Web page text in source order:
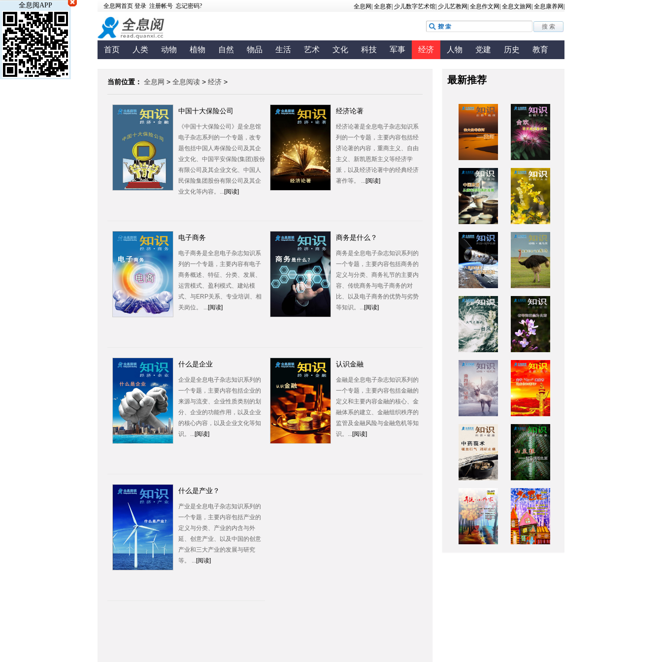
全息阅APP
首页 人类 动物 植物 自然 物品 生活 艺术 文化 科技 军事 经济 人物 党建 历史 教育
当前位置： 全息网 > 全息阅读 > 经济 >
中国十大保险公司
《中国十大保险公司》是全息馆
电子杂志系列的一个专题，改专
题包括中国人寿保险公司及其企
业文化、中国平安保险(集团)股份
有限公司及其企业文化、中国人
民保险集团股份有限公司及其企
业文化等内容。...[阅读]
经济论著
经济论著是全息电子杂志知识系
列的一个专题，主要内容包括经
济论著的内容，重商主义、自由
主义、新凯恩斯主义等经济学
派，以及经济论著中的经典经济
著作等。 ...[阅读]
电子商务
电子商务是全息电子杂志知识系
列的一个专题，主要内容有电子
商务概述、特征、分类、发展、
运营模式、盈利模式、建站模
式、与ERP关系、专业培训、相
关岗位。 ...[阅读]
商务是什么？
商务是全息电子杂志知识系列的
一个专题，主要内容包括商务的
定义与分类、商务礼节的主要内
容、传统商务与电子商务的对
比、以及电子商务的优势与劣势
等知识。...[阅读]
什么是企业
企业是全息电子杂志知识系列的
一个专题，主要内容包括企业的
来源与流变、企业性质类别的划
分、企业的功能作用，以及企业
的核心内容，以及企业文化等知
识。...[阅读]
认识金融
金融是全息电子杂志知识系列的
一个专题，主要内容包括金融的
定义和主要内容金融的核心、金
融体系的建立、金融组织秩序的
监管及金融风险与金融危机等知
识。...[阅读]
什么是产业？
产业是全息电子杂志知识系列的
一个专题，主要内容包括产业的
定义与分类、产业的内含与外
延、创意产业、以及中国的创意
产业和三大产业的发展与研究
等。 ...[阅读]
最新推荐